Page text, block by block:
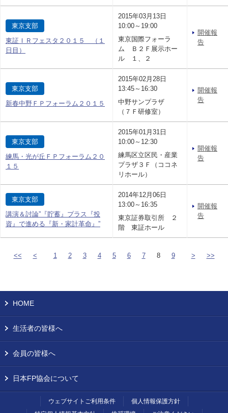
東京支部
東証ＩＲフェスタ２０１５ （１
日目）
2015年03月13日
10:00～19:00
東京国際フォーラ
ム Ｂ２Ｆ展示ホー
ル １、２
開催報
告
東京支部
新春中野ＦＰフォーラム２０１５
2015年02月28日
13:45～16:30
中野サンプラザ
（７Ｆ研修室）
開催報
告
東京支部
練馬・光が丘ＦＰフォーラム２０
１５
2015年01月31日
10:00～12:30
練馬区立区民・産業
プラザ３Ｆ（ココネ
リホール）
開催報
告
東京支部
講演＆討論”『貯蓄』プラス『投
資』で進める『新・家計革命』”
2014年12月06日
13:00～16:35
東京証券取引所 ２
階 東証ホール
開催報
告
<< < 1 2 3 4 5 6 7 8 9 > >>
HOME
生活者の皆様へ
会員の皆様へ
日本FP協会について
ウェブサイトご利用条件
個人情報保護方針